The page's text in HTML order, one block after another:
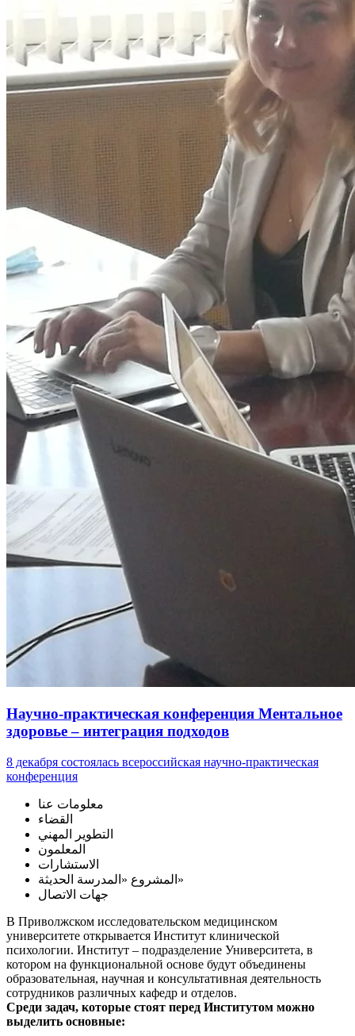
Научно-практическая конференция Ментальное
здоровье – интеграция подходов
8 декабря состоялась всероссийская научно-практическая
конференция
معلومات عنا
القضاء
التطوير المهني
المعلمون
الاستشارات
المشروع «المدرسة الحديثة»
جهات الاتصال
В Приволжском исследовательском медицинском
университете открывается Институт клинической
психологии. Институт – подразделение Университета, в
котором на функциональной основе будут объединены
образовательная, научная и консультативная деятельность
сотрудников различных кафедр и отделов.
Среди задач, которые стоят перед Институтом можно
выделить основные: